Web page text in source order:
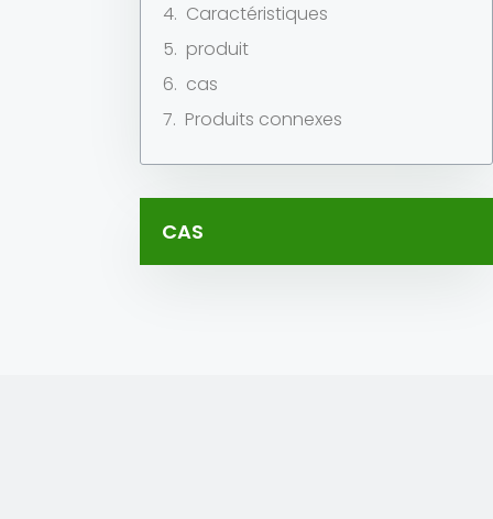
Caractéristiques
produit
cas
Produits connexes
CAS